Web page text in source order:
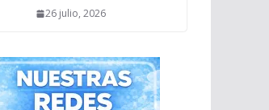
26 julio, 2026